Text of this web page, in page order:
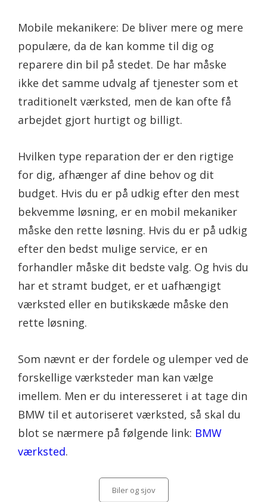
Mobile mekanikere: De bliver mere og mere
populære, da de kan komme til dig og
reparere din bil på stedet. De har måske
ikke det samme udvalg af tjenester som et
traditionelt værksted, men de kan ofte få
arbejdet gjort hurtigt og billigt.
Hvilken type reparation der er den rigtige
for dig, afhænger af dine behov og dit
budget. Hvis du er på udkig efter den mest
bekvemme løsning, er en mobil mekaniker
måske den rette løsning. Hvis du er på udkig
efter den bedst mulige service, er en
forhandler måske dit bedste valg. Og hvis du
har et stramt budget, er et uafhængigt
værksted eller en butikskæde måske den
rette løsning.
Som nævnt er der fordele og ulemper ved de
forskellige værksteder man kan vælge
imellem. Men er du interesseret i at tage din
BMW til et autoriseret værksted, så skal du
blot se nærmere på følgende link: BMW
værksted.
Categories
Biler og sjov